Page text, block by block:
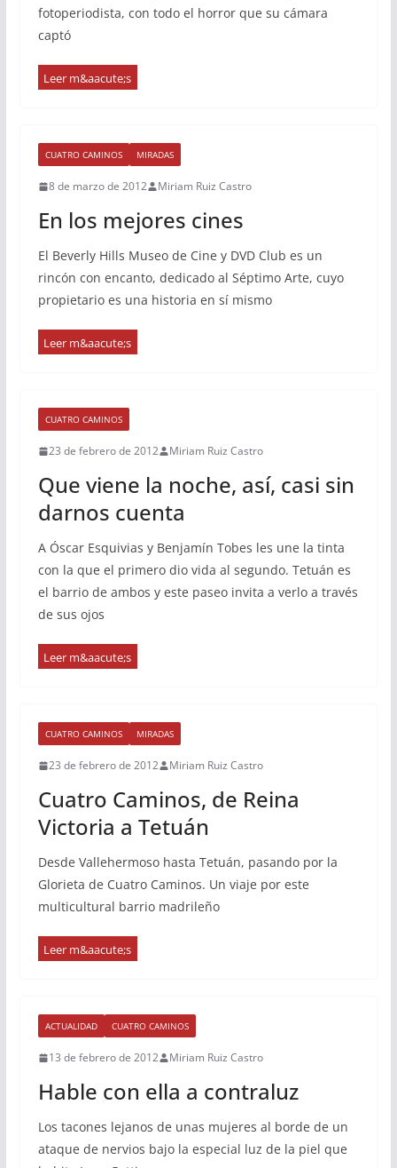
fotoperiodista, con todo el horror que su cámara
captó
CUATRO CAMINOS MIRADAS
8 de marzo de 2012 Miriam Ruiz Castro
En los mejores cines
El Beverly Hills Museo de Cine y DVD Club es un
rincón con encanto, dedicado al Séptimo Arte, cuyo
propietario es una historia en sí mismo
CUATRO CAMINOS
23 de febrero de 2012 Miriam Ruiz Castro
Que viene la noche, así, casi sin
darnos cuenta
A Óscar Esquivias y Benjamín Tobes les une la tinta
con la que el primero dio vida al segundo. Tetuán es
el barrio de ambos y este paseo invita a verlo a través
de sus ojos
CUATRO CAMINOS MIRADAS
23 de febrero de 2012 Miriam Ruiz Castro
Cuatro Caminos, de Reina
Victoria a Tetuán
Desde Vallehermoso hasta Tetuán, pasando por la
Glorieta de Cuatro Caminos. Un viaje por este
multicultural barrio madrileño
ACTUALIDAD CUATRO CAMINOS
13 de febrero de 2012 Miriam Ruiz Castro
Hable con ella a contraluz
Los tacones lejanos de unas mujeres al borde de un
ataque de nervios bajo la especial luz de la piel que